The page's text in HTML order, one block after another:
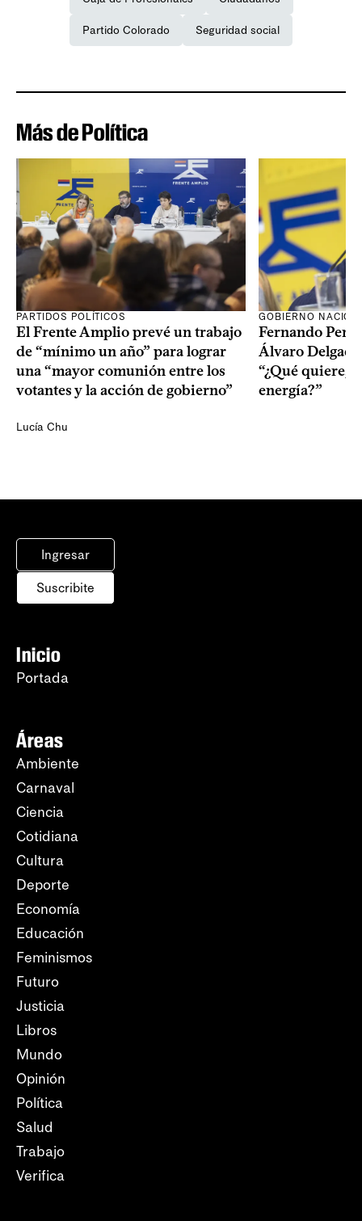
Partido Colorado Seguridad social
Más de Política
PARTIDOS POLÍTICOS
El Frente Amplio prevé un trabajo
de “mínimo un año” para lograr
una “mayor comunión entre los
votantes y la acción de gobierno”
Lucía Chu
GOBIERNO
Fernando
Álvaro
“¿Qué quiere,
energía?”
Ingresar
Suscribite
Inicio
Portada
Áreas
Ambiente
Carnaval
Ciencia
Cotidiana
Cultura
Deporte
Economía
Educación
Feminismos
Futuro
Justicia
Libros
Mundo
Opinión
Política
Salud
Trabajo
Verifica